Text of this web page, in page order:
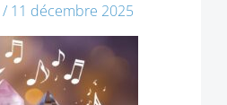
/ 11 décembre 2025